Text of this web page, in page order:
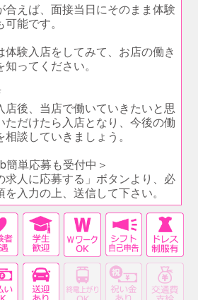
合えば、面接当日にそのまま体験
可能です。
体験入店をしてみて、お店の働き
知ってください。
店後、当店で働いていきたいと思
ただけたら入店となり、今後の働
相談していきましょう。
簡単応募も受付中＞
求人に応募する」ボタンより、必
を入力の上、送信して下さい。